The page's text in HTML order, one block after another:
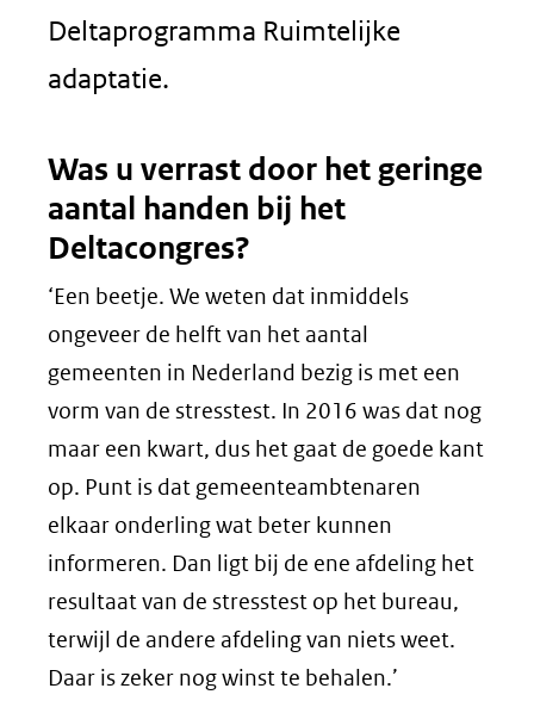
Deltaprogramma Ruimtelijke
adaptatie.
Was u verrast door het geringe
aantal handen bij het
Deltacongres?
‘Een beetje. We weten dat inmiddels
ongeveer de helft van het aantal
gemeenten in Nederland bezig is met een
vorm van de stresstest. In 2016 was dat nog
maar een kwart, dus het gaat de goede kant
op. Punt is dat gemeenteambtenaren
elkaar onderling wat beter kunnen
informeren. Dan ligt bij de ene afdeling het
resultaat van de stresstest op het bureau,
terwijl de andere afdeling van niets weet.
Daar is zeker nog winst te behalen.’